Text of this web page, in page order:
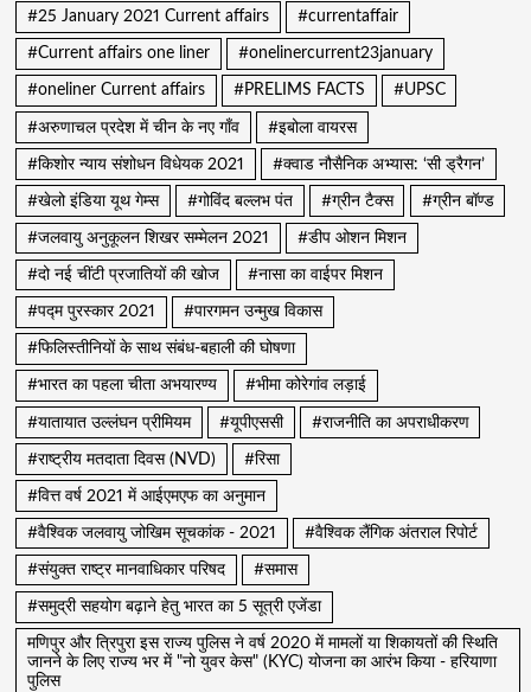
#25 January 2021 Current affairs #currentaffair
#Current affairs one liner #onelinercurrent23january
#oneliner Current affairs #PRELIMS FACTS #UPSC
#अरुणाचल प्रदेश में चीन के नए गाँव #इबोला वायरस
#किशोर न्याय संशोधन विधेयक 2021 #क्वाड नौसैनिक अभ्यास: ‘सी ड्रैगन’
#खेलो इंडिया यूथ गेम्स #गोविंद बल्लभ पंत #ग्रीन टैक्स #ग्रीन बॉण्ड
#जलवायु अनुकूलन शिखर सम्मेलन 2021 #डीप ओशन मिशन
#दो नई चींटी प्रजातियों की खोज #नासा का वाईपर मिशन
#पद्म पुरस्कार 2021 #पारगमन उन्मुख विकास
#फिलिस्तीनियों के साथ संबंध-बहाली की घोषणा
#भारत का पहला चीता अभयारण्य #भीमा कोरेगांव लड़ाई
#यातायात उल्लंघन प्रीमियम #यूपीएससी #राजनीति का अपराधीकरण
#राष्ट्रीय मतदाता दिवस (NVD) #रिसा
#वित्त वर्ष 2021 में आईएमएफ का अनुमान
#वैश्विक जलवायु जोखिम सूचकांक - 2021 #वैश्विक लैंगिक अंतराल रिपोर्ट
#संयुक्त राष्ट्र मानवाधिकार परिषद #समास
#समुद्री सहयोग बढ़ाने हेतु भारत का 5 सूत्री एजेंडा
मणिपुर और त्रिपुरा इस राज्य पुलिस ने वर्ष 2020 में मामलों या शिकायतों की स्थिति
जानने के लिए राज्य भर में "नो युवर केस" (KYC) योजना का आरंभ किया - हरियाणा
पुलिस